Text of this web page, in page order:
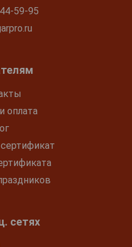
59-95
оплата
сетях